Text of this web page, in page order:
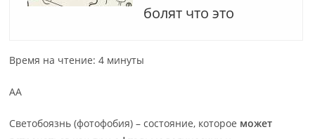
болят что это
Время на чтение: 4 минуты
АА
Светобоязнь (фотофобия) – состояние, которое может